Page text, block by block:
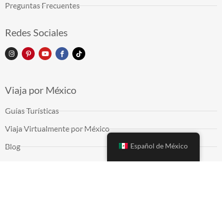
Preguntas Frecuentes
Redes Sociales
Viaja por México
Guías Turísticas
Viaja Virtualmente por México
Blog
Español de México